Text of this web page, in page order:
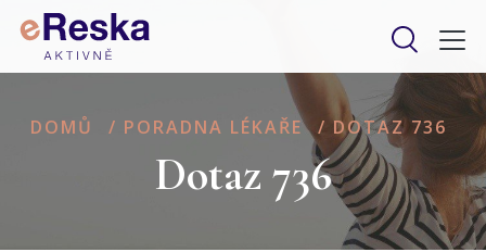
DOMŮ / PORADNA LÉKAŘE / DOTAZ 736
Dotaz 736